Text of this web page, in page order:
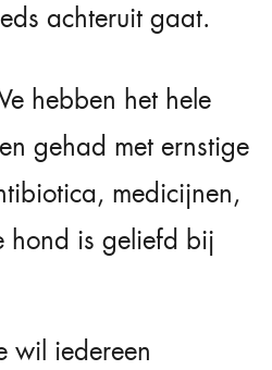
achteruit gaat.
hebben het hele
gehad met ernstige
medicijnen,
hond is geliefd bij
wil iedereen